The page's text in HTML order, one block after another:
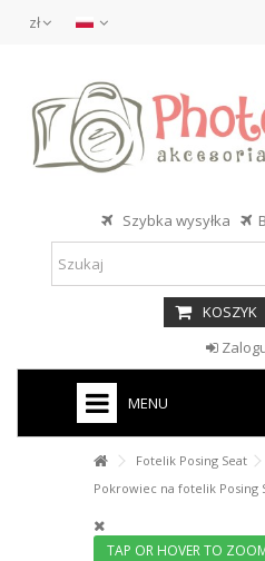
zł
Szybka wysyłka
KOSZYK
MENU
Fotelik Posing Seat
Pokrowiec na fotelik Posing
TAP OR HOVER TO